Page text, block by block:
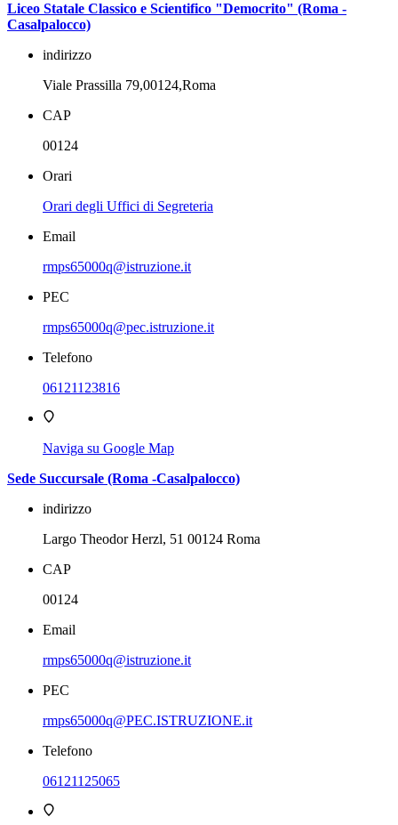
Liceo Statale Classico e Scientifico "Democrito" (Roma -
Casalpalocco)
indirizzo
Viale Prassilla 79,00124,Roma
CAP
00124
Orari
Orari degli Uffici di Segreteria
Email
rmps65000q@istruzione.it
PEC
rmps65000q@pec.istruzione.it
Telefono
06121123816
Naviga su Google Map
Sede Succursale (Roma -Casalpalocco)
indirizzo
Largo Theodor Herzl, 51 00124 Roma
CAP
00124
Email
rmps65000q@istruzione.it
PEC
rmps65000q@PEC.ISTRUZIONE.it
Telefono
06121125065